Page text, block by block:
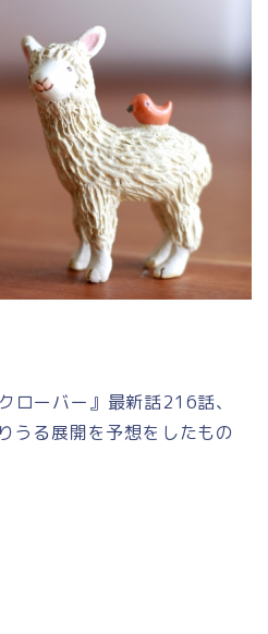
ローバー』最新話216話、
うる展開を予想をしたもの